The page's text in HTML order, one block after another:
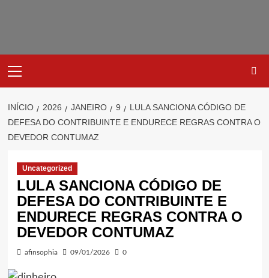
Menu
INÍCIO 2026 JANEIRO 9
LULA SANCIONA CÓDIGO DE
DEFESA DO CONTRIBUINTE E ENDURECE REGRAS CONTRA O
DEVEDOR CONTUMAZ
Uncategorized
LULA SANCIONA CÓDIGO DE
DEFESA DO CONTRIBUINTE E
ENDURECE REGRAS CONTRA O
DEVEDOR CONTUMAZ
afinsophia 09/01/2026 0